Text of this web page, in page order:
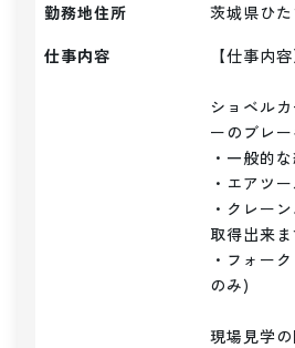
勤務地住所
茨城県ひ
仕事内容
【仕事内容
ショベル
ーのブレ
・一般的
・エアツ
・クレー
取得出来
・フォー
のみ)
現場見学